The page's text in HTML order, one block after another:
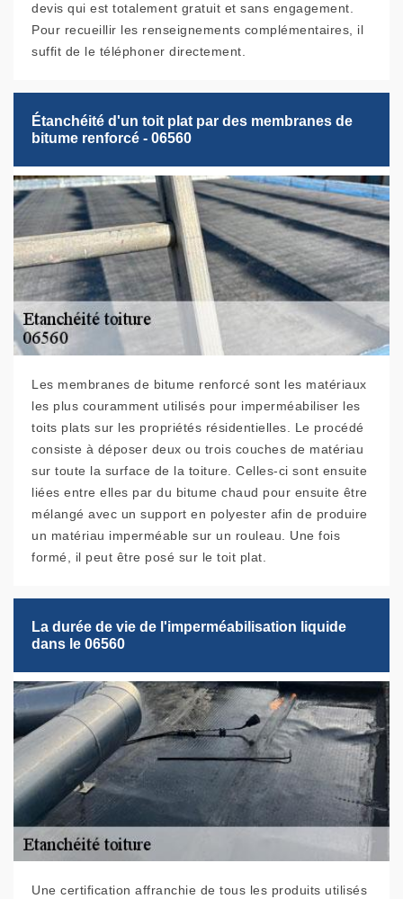
devis qui est totalement gratuit et sans engagement.
Pour recueillir les renseignements complémentaires, il
suffit de le téléphoner directement.
Étanchéité d'un toit plat par des membranes de
bitume renforcé - 06560
Les membranes de bitume renforcé sont les matériaux
les plus couramment utilisés pour imperméabiliser les
toits plats sur les propriétés résidentielles. Le procédé
consiste à déposer deux ou trois couches de matériau
sur toute la surface de la toiture. Celles-ci sont ensuite
liées entre elles par du bitume chaud pour ensuite être
mélangé avec un support en polyester afin de produire
un matériau imperméable sur un rouleau. Une fois
formé, il peut être posé sur le toit plat.
La durée de vie de l'imperméabilisation liquide
dans le 06560
Une certification affranchie de tous les produits utilisés